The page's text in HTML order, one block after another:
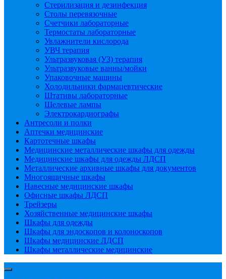
Стерилизация и дезинфекция
Столы перевязочные
Счетчики лабораторные
Термостаты лабораторные
Увлажнители кислорода
УВЧ терапия
Ультразвуковая (УЗ) терапия
Ультразвуковые ванны/мойки
Упаковочные машины
Холодильники фармацевтические
Штативы лабораторные
Щелевые лампы
Электрокардиографы
Антресоли и полки
Аптечки медицинские
Картотечные шкафы
Медицинские металлические шкафы для одежды
Медицинские шкафы для одежды ЛДСП
Металлические архивные шкафы для документов
Многоящичные шкафы
Навесные медицинские шкафы
Офисные шкафы ЛДСП
Трейзеры
Хозяйственные медицинские шкафы
Шкафы для одежды
Шкафы для эндоскопов и колоноскопов
Шкафы медицинские ЛДСП
Шкафы металлические медицинские